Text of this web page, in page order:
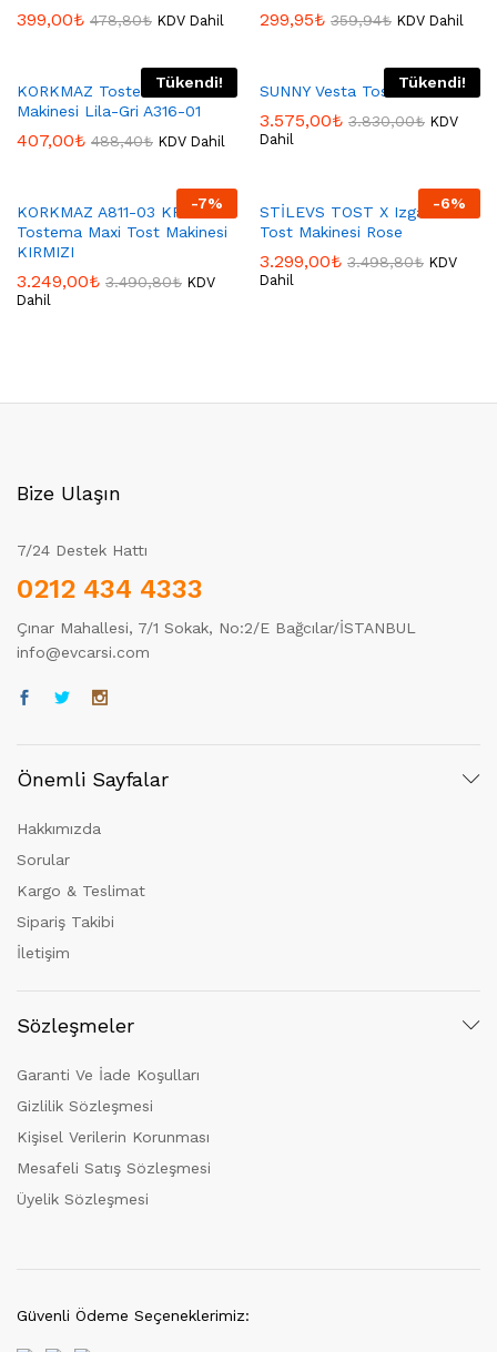
399,00₺ 478,80₺ KDV Dahil 299,95₺ 359,94₺ KDV Dahil
Tükendi!
KORKMAZ Tostella Tost
Makinesi Lila-Gri A316-01
407,00₺ 488,40₺ KDV Dahil
Tükendi!
SUNNY Vesta Tost Makinesi
3.575,00₺ 3.830,00₺ KDV
Dahil
-7%
KORKMAZ A811-03 KROM
Tostema Maxi Tost Makinesi
KIRMIZI
3.249,00₺ 3.490,80₺ KDV
Dahil
-6%
STİLEVS TOST X Izgara Ve
Tost Makinesi Rose
3.299,00₺ 3.498,80₺ KDV
Dahil
Bize Ulaşın
7/24 Destek Hattı
0212 434 4333
Çınar Mahallesi, 7/1 Sokak, No:2/E Bağcılar/İSTANBUL
info@evcarsi.com
Önemli Sayfalar
Hakkımızda
Sorular
Kargo & Teslimat
Sipariş Takibi
İletişim
Sözleşmeler
Garanti Ve İade Koşulları
Gizlilik Sözleşmesi
Kişisel Verilerin Korunması
Mesafeli Satış Sözleşmesi
Üyelik Sözleşmesi
Güvenli Ödeme Seçeneklerimiz: